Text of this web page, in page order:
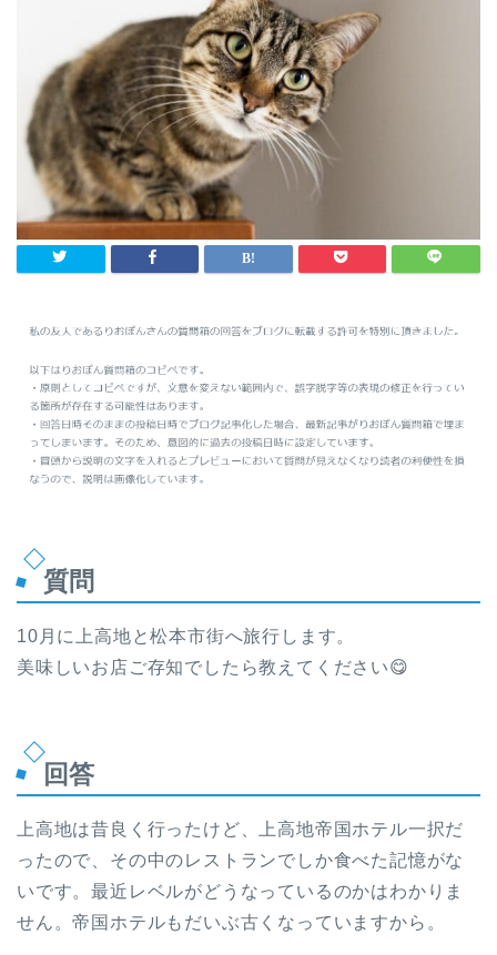
質問
10月に上高地と松本市街へ旅行します。
美味しいお店ご存知でしたら教えてください😋
回答
上高地は昔良く行ったけど、上高地帝国ホテル一択だ
ったので、その中のレストランでしか食べた記憶がな
いです。最近レベルがどうなっているのかはわかりま
せん。帝国ホテルもだいぶ古くなっていますから。